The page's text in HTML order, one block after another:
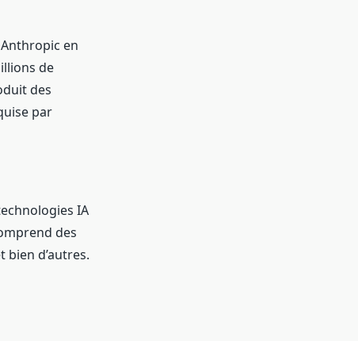
en
de
des
par
IA
des
bien d’autres.